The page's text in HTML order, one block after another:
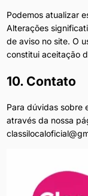
Podemos atualizar
Alterações
de aviso no site. O
constitui aceitação
10. Contato
Para dúvidas sobre
através da nossa